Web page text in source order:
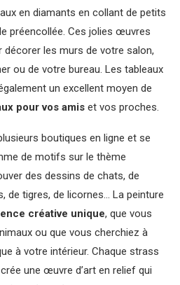
en diamants en collant de petits
préencollée. Ces jolies œuvres
décorer les murs de votre salon,
ou de votre bureau. Les tableaux
un excellent moyen de
pour vos amis et vos proches.
boutiques en ligne et se
de motifs sur le thème
des dessins de chats, de
de tigres, de licornes… La peinture
créative unique, que vous
ou que vous cherchiez à
à votre intérieur. Chaque strass
une œuvre d’art en relief qui